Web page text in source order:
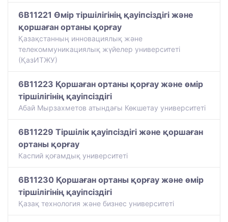
6B11221 Өмір тіршілігінің қауіпсіздігі және
қоршаған ортаны қорғау
Қазақстанның инновациялық және
телекоммуникациялық жүйелер университеті
(ҚазИТЖУ)
6B11223 Қоршаған ортаны қорғау және өмір
тіршілігінің қауіпсіздігі
Абай Мырзахметов атындағы Көкшетау университеті
6B11229 Тіршілік қауіпсіздігі және қоршаған
ортаны қорғау
Каспий қоғамдық университеті
6B11230 Қоршаған ортаны қорғау және өмір
тіршілігінің қауіпсіздігі
Қазақ технология және бизнес университеті